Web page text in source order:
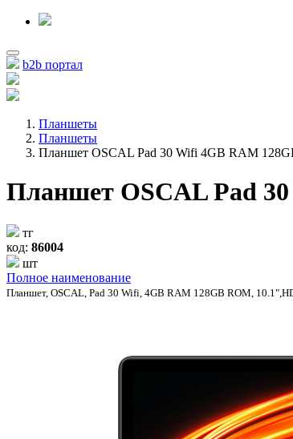
b2b портал
Планшеты
Планшеты
Планшет OSCAL Pad 30 Wifi 4GB RAM
Планшет OSCAL Pad
тг
код: 86004
шт
Полное наименование
Планшет, OSCAL, Pad 30 Wifi, 4GB RAM 128GB ROM,